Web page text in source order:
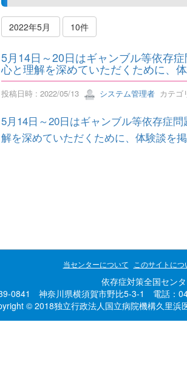
2022年5月 10件
5月14日～20日はギャンブル等依存
心と理解を深めていただくために、
投稿日時 : 2022/05/13 システム管理者カテゴ
5月14日～20日はギャンブル等依存症
解を深めていただくために、体験談を掲
当センターについて このサイトにつ
依存症対策全国セン
0841 神奈川県横須賀市野比5-3-1 電話：
© 2018独立行政法人国立病院機構久里浜